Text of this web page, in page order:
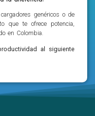
genéricos o de
que te ofrece potencia,
en Colombia.
al siguiente